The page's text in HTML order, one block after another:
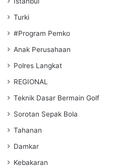
Turki
#Program Pemko
Anak Perusahaan
Polres Langkat
REGIONAL
Teknik Dasar Bermain Golf
Sorotan Sepak Bola
Tahanan
Damkar
Kebakaran